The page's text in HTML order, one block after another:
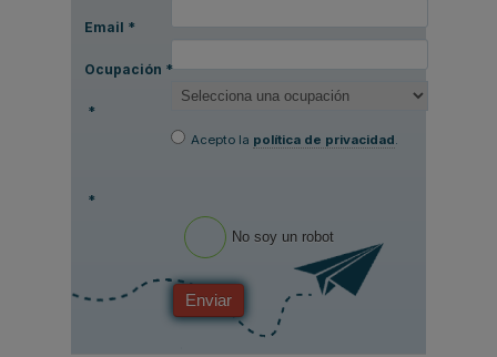
Email *
Ocupación *
*
Acepto la política de privacidad.
*
No soy un robot
Enviar